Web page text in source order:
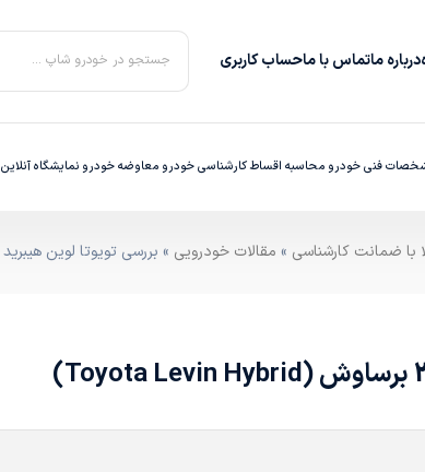
درباره‌ ماتماس با ماحساب کاربری جستجو در خودرو شاپ ...
فنی خودرو محاسبه اقساطکارشناسی خودرو معاوضه خودرو نمایشگاه آنلاین
» مقالات خودرویی » بررسی تویوتا لوین هیبرید 2023 برساوش (Toyota Levin Hybrid)